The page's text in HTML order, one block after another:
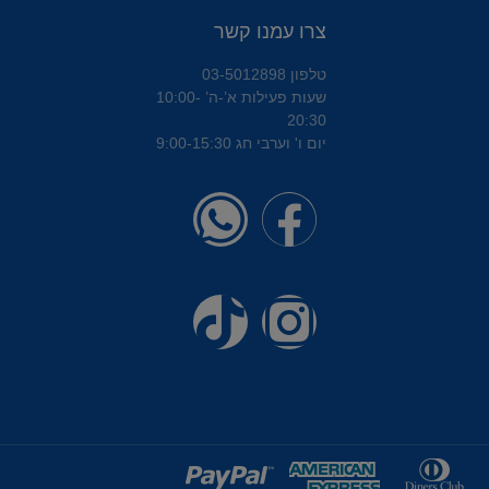
צרו עמנו קשר
טלפון 03-5012898
שעות פעילות א’-ה’ 10:00-
20:30
יום ו' וערבי חג 9:00-15:30